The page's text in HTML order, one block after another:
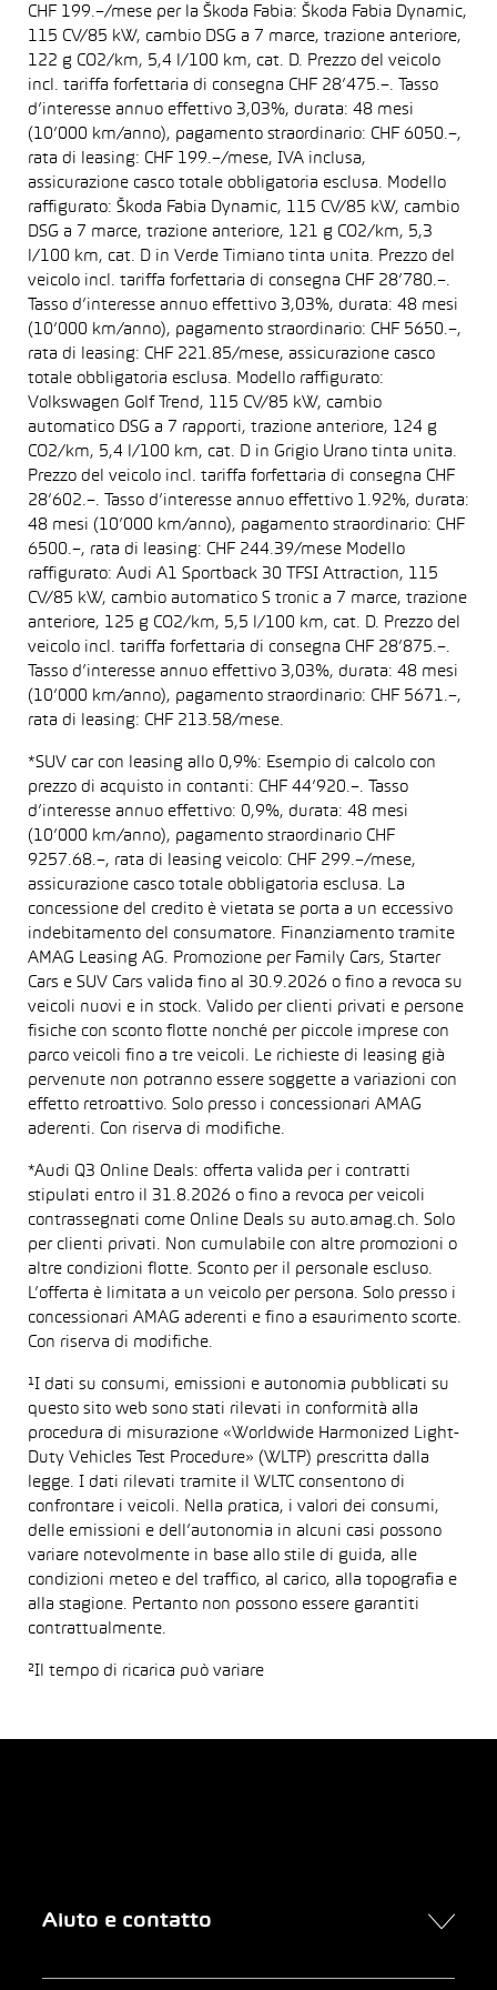
CHF 199.–/mese per la Škoda Fabia: Škoda Fabia Dynamic,
115 CV/85 kW, cambio DSG a 7 marce, trazione anteriore,
122 g CO2/km, 5,4 l/100 km, cat. D. Prezzo del veicolo
incl. tariffa forfettaria di consegna CHF 28’475.–. Tasso
d’interesse annuo effettivo 3,03%, durata: 48 mesi
(10’000 km/anno), pagamento straordinario: CHF 6050.–,
rata di leasing: CHF 199.–/mese, IVA inclusa,
assicurazione casco totale obbligatoria esclusa. Modello
raffigurato: Škoda Fabia Dynamic, 115 CV/85 kW, cambio
DSG a 7 marce, trazione anteriore, 121 g CO2/km, 5,3
l/100 km, cat. D in Verde Timiano tinta unita. Prezzo del
veicolo incl. tariffa forfettaria di consegna CHF 28’780.–.
Tasso d’interesse annuo effettivo 3,03%, durata: 48 mesi
(10’000 km/anno), pagamento straordinario: CHF 5650.–,
rata di leasing: CHF 221.85/mese, assicurazione casco
totale obbligatoria esclusa. Modello raffigurato:
Volkswagen Golf Trend, 115 CV/85 kW, cambio
automatico DSG a 7 rapporti, trazione anteriore, 124 g
CO2/km, 5,4 l/100 km, cat. D in Grigio Urano tinta unita.
Prezzo del veicolo incl. tariffa forfettaria di consegna CHF
28’602.–. Tasso d’interesse annuo effettivo 1.92%, durata:
48 mesi (10’000 km/anno), pagamento straordinario: CHF
6500.–, rata di leasing: CHF 244.39/mese Modello
raffigurato: Audi A1 Sportback 30 TFSI Attraction, 115
CV/85 kW, cambio automatico S tronic a 7 marce, trazione
anteriore, 125 g CO2/km, 5,5 l/100 km, cat. D. Prezzo del
veicolo incl. tariffa forfettaria di consegna CHF 28’875.–.
Tasso d’interesse annuo effettivo 3,03%, durata: 48 mesi
(10’000 km/anno), pagamento straordinario: CHF 5671.–,
rata di leasing: CHF 213.58/mese.
*SUV car con leasing allo 0,9%: Esempio di calcolo con
prezzo di acquisto in contanti: CHF 44’920.–. Tasso
d’interesse annuo effettivo: 0,9%, durata: 48 mesi
(10’000 km/anno), pagamento straordinario CHF
9257.68.–, rata di leasing veicolo: CHF 299.–/mese,
assicurazione casco totale obbligatoria esclusa. La
concessione del credito è vietata se porta a un eccessivo
indebitamento del consumatore. Finanziamento tramite
AMAG Leasing AG. Promozione per Family Cars, Starter
Cars e SUV Cars valida fino al 30.9.2026 o fino a revoca su
veicoli nuovi e in stock. Valido per clienti privati e persone
fisiche con sconto flotte nonché per piccole imprese con
parco veicoli fino a tre veicoli. Le richieste di leasing già
pervenute non potranno essere soggette a variazioni con
effetto retroattivo. Solo presso i concessionari AMAG
aderenti. Con riserva di modifiche.
*Audi Q3 Online Deals: offerta valida per i contratti
stipulati entro il 31.8.2026 o fino a revoca per veicoli
contrassegnati come Online Deals su auto.amag.ch. Solo
per clienti privati. Non cumulabile con altre promozioni o
altre condizioni flotte. Sconto per il personale escluso.
L’offerta è limitata a un veicolo per persona. Solo presso i
concessionari AMAG aderenti e fino a esaurimento scorte.
Con riserva di modifiche.
¹I dati su consumi, emissioni e autonomia pubblicati su
questo sito web sono stati rilevati in conformità alla
procedura di misurazione «Worldwide Harmonized Light-
Duty Vehicles Test Procedure» (WLTP) prescritta dalla
legge. I dati rilevati tramite il WLTC consentono di
confrontare i veicoli. Nella pratica, i valori dei consumi,
delle emissioni e dell’autonomia in alcuni casi possono
variare notevolmente in base allo stile di guida, alle
condizioni meteo e del traffico, al carico, alla topografia e
alla stagione. Pertanto non possono essere garantiti
contrattualmente.
²Il tempo di ricarica può variare
Aiuto e contatto